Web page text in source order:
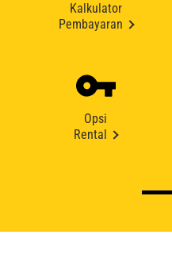
Kalkulator
Pembayaran
Opsi
Rental